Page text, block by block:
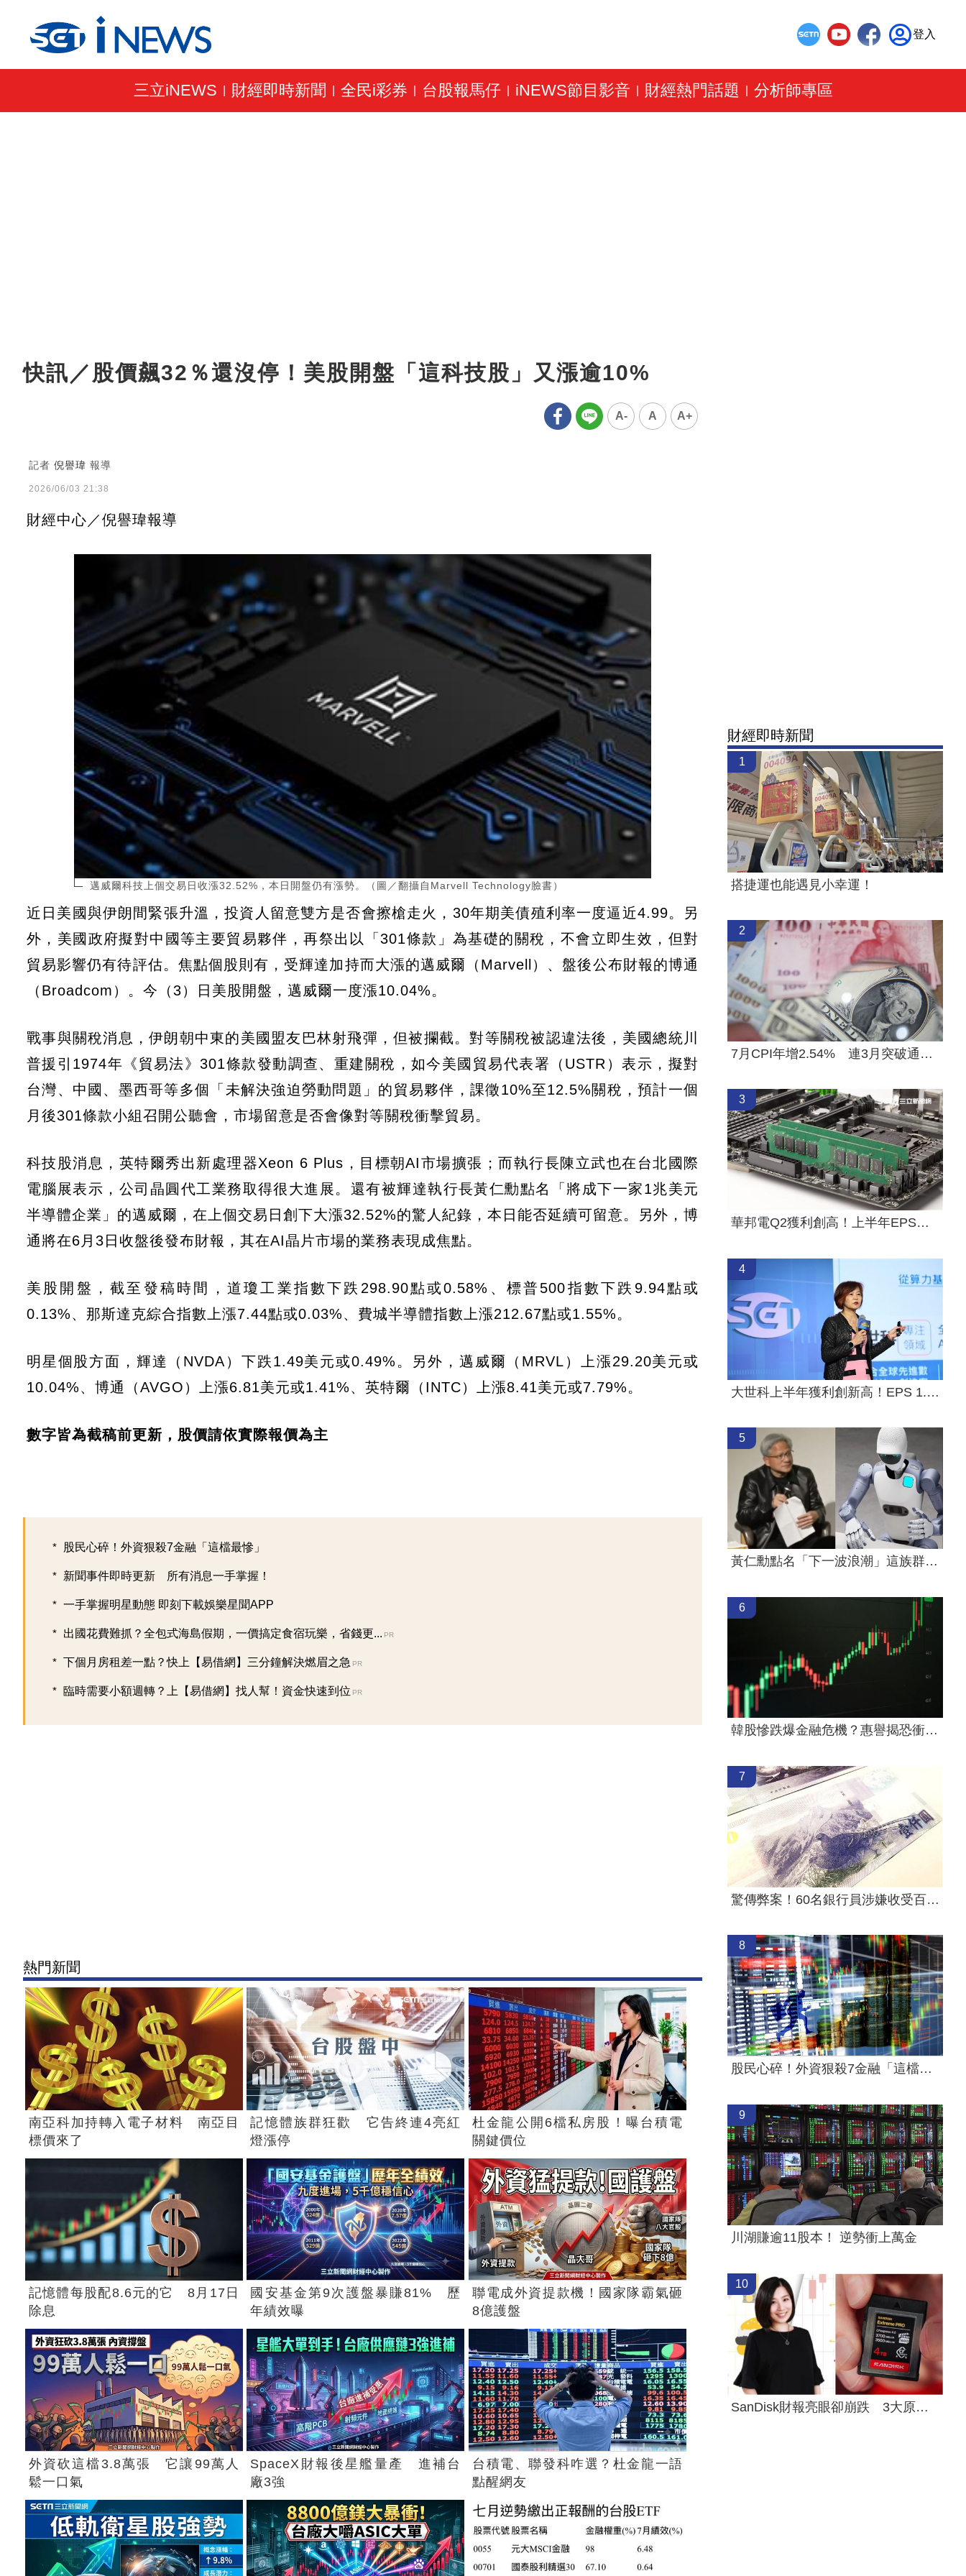
登入
三立iNEWS 財經即時新聞 全民i彩券 台股報馬仔| iNEWS節目影音 財經熱門話題 分析師專區
快訊／股價飆32％還沒停！美股開盤「這科技股」又漲逾10%
A- A A+
記者 倪譽瑋 報導
2026/06/03 21:38
財經中心／倪譽瑋報導
邁威爾科技上個交易日收漲32.52%，本日開盤仍有漲勢。（圖／翻攝自Marvell Technology臉書）
近日美國與伊朗間緊張升溫，投資人留意雙方是否會擦槍走火，30年期美債殖利率一度逼近4.99。另
外，美國政府擬對中國等主要貿易夥伴，再祭出以「301條款」為基礎的關稅，不會立即生效，但對
貿易影響仍有待評估。焦點個股則有，受輝達加持而大漲的邁威爾（Marvell）、盤後公布財報的博通
（Broadcom）。今（3）日美股開盤，邁威爾一度漲10.04%。
戰事與關稅消息，伊朗朝中東的美國盟友巴林射飛彈，但被攔截。對等關稅被認違法後，美國總統川
普援引1974年《貿易法》301條款發動調查、重建關稅，如今美國貿易代表署（USTR）表示，擬對
台灣、中國、墨西哥等多個「未解決強迫勞動問題」的貿易夥伴，課徵10%至12.5%關稅，預計一個
月後301條款小組召開公聽會，市場留意是否會像對等關稅衝擊貿易。
科技股消息，英特爾秀出新處理器Xeon 6 Plus，目標朝AI市場擴張；而執行長陳立武也在台北國際
電腦展表示，公司晶圓代工業務取得很大進展。還有被輝達執行長黃仁勳點名「將成下一家1兆美元
半導體企業」的邁威爾，在上個交易日創下大漲32.52%的驚人紀錄，本日能否延續可留意。另外，博
通將在6月3日收盤後發布財報，其在AI晶片市場的業務表現成焦點。
美股開盤，截至發稿時間，道瓊工業指數下跌298.90點或0.58%、標普500指數下跌9.94點或
0.13%、那斯達克綜合指數上漲7.44點或0.03%、費城半導體指數上漲212.67點或1.55%。
明星個股方面，輝達（NVDA）下跌1.49美元或0.49%。另外，邁威爾（MRVL）上漲29.20美元或
10.04%、博通（AVGO）上漲6.81美元或1.41%、英特爾（INTC）上漲8.41美元或7.79%。
數字皆為截稿前更新，股價請依實際報價為主
股民心碎！外資狠殺7金融「這檔最慘」
新聞事件即時更新 所有消息一手掌握！
一手掌握明星動態 即刻下載娛樂星聞APP
出國花費難抓？全包式海島假期，一價搞定食宿玩樂，省錢更... PR
下個月房租差一點？快上【易借網】三分鐘解決燃眉之急 PR
臨時需要小額週轉？上【易借網】找人幫！資金快速到位 PR
熱門新聞
南亞科加持轉入電子材料 南亞目
標價來了
記憶體族群狂歡 它告終連4亮紅
燈漲停
杜金龍公開6檔私房股！曝台積電
關鍵價位
記憶體每股配8.6元的它 8月17日
除息
國安基金第9次護盤暴賺81% 歷
年績效曝
聯電成外資提款機！國家隊霸氣砸
8億護盤
外資砍這檔3.8萬張 它讓99萬人
鬆一口氣
SpaceX財報後星艦量產 進補台
廠3強
台積電、聯發科咋選？杜金龍一語
點醒網友
財經即時新聞
1
搭捷運也能遇見小幸運！
2
7月CPI年增2.54% 連3月突破通膨警戒線
3
華邦電Q2獲利創高！上半年EPS達7.65元
4
大世科上半年獲利創新高！EPS 1.58元
5
黃仁勳點名「下一波浪潮」這族群全面噴出
6
韓股慘跌爆金融危機？惠譽揭恐衝擊2產業
7
驚傳弊案！60名銀行員涉嫌收受百萬回扣
8
股民心碎！外資狠殺7金融「這檔最慘」
9
川湖賺逾11股本！ 逆勢衝上萬金
10
SanDisk財報亮眼卻崩跌 3大原因一次看懂